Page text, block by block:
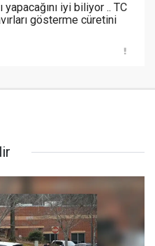
iyi biliyor .. TC
gösterme cüretini